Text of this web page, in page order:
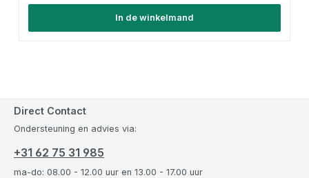
In de winkelmand
Direct Contact
Ondersteuning en advies via:
+31 62 75 31 985
ma-do: 08.00 - 12.00 uur en 13.00 - 17.00 uur